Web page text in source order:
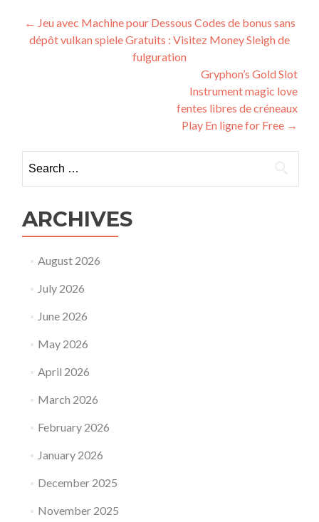
Post
navigation
← Jeu avec Machine pour Dessous Codes de bonus sans
dépôt vulkan spiele Gratuits : Visitez Money Sleigh de
fulguration
Gryphon’s Gold Slot
Instrument magic love
fentes libres de créneaux
Play En ligne for Free →
for:
ARCHIVES
August 2026
July 2026
June 2026
May 2026
April 2026
March 2026
February 2026
January 2026
December 2025
November 2025